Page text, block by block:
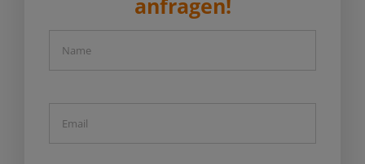
anfragen!